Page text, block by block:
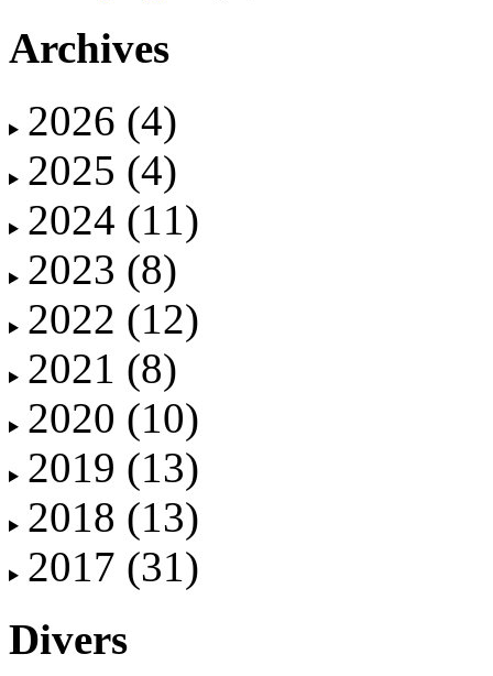
Archives
2026 (4)
2025 (4)
2024 (11)
2023 (8)
2022 (12)
2021 (8)
2020 (10)
2019 (13)
2018 (13)
2017 (31)
Divers